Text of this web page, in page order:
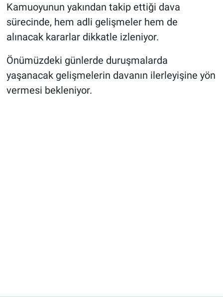
Kamuoyunun yakından takip ettiği dava
sürecinde, hem adli gelişmeler hem de
alınacak kararlar dikkatle izleniyor.
Önümüzdeki günlerde duruşmalarda
yaşanacak gelişmelerin davanın ilerleyişine yön
vermesi bekleniyor.